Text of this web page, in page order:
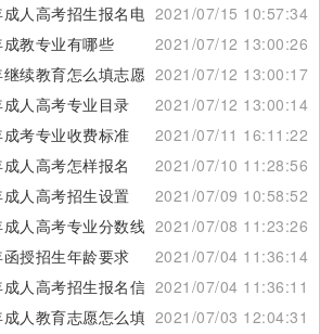
人高考招生报名电话2021/07/15 10:57:34
教专业有哪些
2021/07/12 13:00:26
续教育怎么填志愿 2021/07/12 13:00:17
人高考专业目录
2021/07/12 13:00:14
考专业收费标准
2021/07/11 16:11:22
人高考怎样报名
2021/07/10 11:28:56
人高考招生设置
2021/07/09 10:58:52
人高考专业分数线 2021/07/08 11:23:26
授招生年龄要求
2021/07/04 11:36:14
人高考招生报名信息2021/07/04 11:36:11
人教育志愿怎么填 2021/07/03 12:04:31